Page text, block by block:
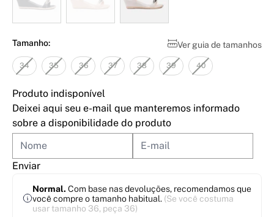
Ver guia de tamanhos
Tamanho:
34 35 36 37 38 39 40
Produto indisponível
Deixei aqui seu e-mail que manteremos informado
sobre a disponibilidade do produto
Enviar
Normal. Com base nas devoluções, recomendamos que
você compre o tamanho habitual. (Se você costuma
usar tamanho 36, peça 36)